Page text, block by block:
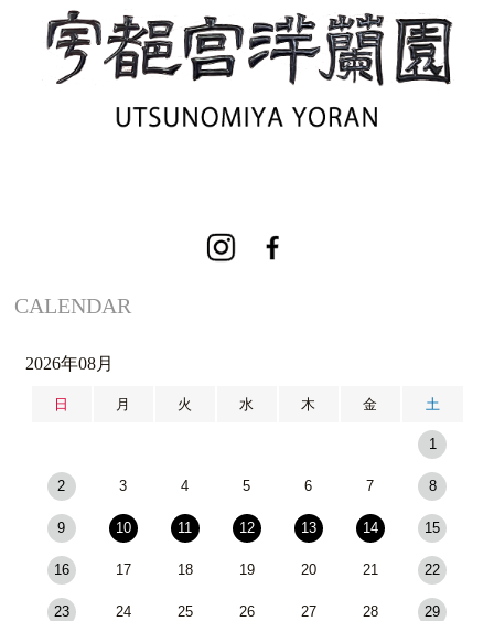
CALENDAR
2026年08月
日 月 火 水 木 金 土
1
2 3 4 5 6 7 8
9 10 11 12 13 14 15
16 17 18 19 20 21 22
23 24 25 26 27 28 29